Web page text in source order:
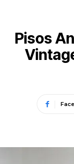
Pisos